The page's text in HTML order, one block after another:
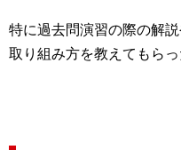
特に過去問演習の際の解
取り組み方を教えてもら